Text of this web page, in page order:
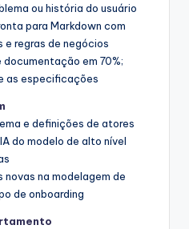
ou história do usuário
para Markdown com
regras de negócios
documentação em 70%;
as especificações
e definições de atores
do modelo de alto nível
novas na modelagem de
de onboarding